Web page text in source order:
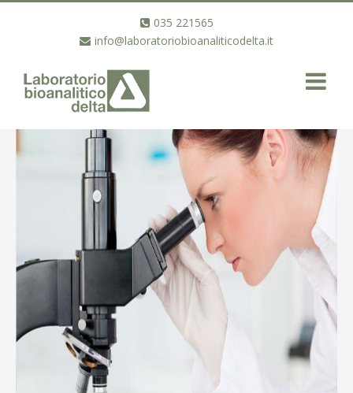
035 221565
info@laboratoriobioanaliticodelta.it